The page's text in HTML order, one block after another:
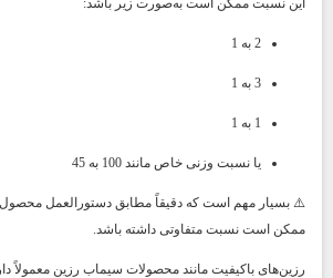
این نسبت ممکن است به‌صورت زیر باشد:
2 به 1
3 به 1
1 به 1
یا نسبت وزنی خاص مانند 100 به 45
⚠️ بسیار مهم است که دقیقاً مطابق دستورالعمل محصول
ممکن است نسبت متفاوتی داشته باشد.
رزین‌های باکیفیت مانند محصولات سیماب رزین معمولاً